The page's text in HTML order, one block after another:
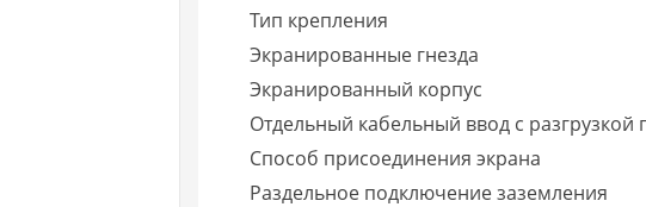
Тип крепления
Экранированные гнезда
Экранированный корпус
Отдельный кабельный ввод с разгрузкой
Способ присоединения экрана
Раздельное подключение заземления